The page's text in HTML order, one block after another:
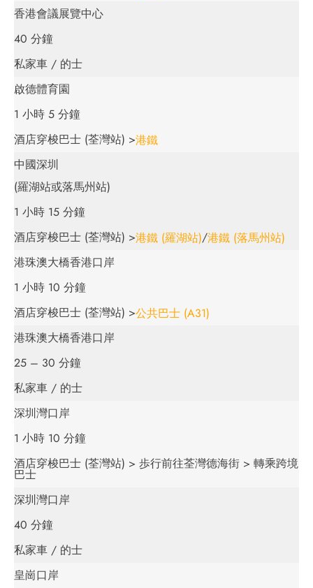
香港會議展覽中心
40 分鐘
私家車 / 的士
啟德體育園
1 小時 5 分鐘
酒店穿梭巴士 (荃灣站) >港鐵
中國深圳
(羅湖站或落馬州站)
1 小時 15 分鐘
酒店穿梭巴士 (荃灣站) >港鐵 (羅湖站)/港鐵 (落馬州站)
港珠澳大橋香港口岸
1 小時 10 分鐘
酒店穿梭巴士 (荃灣站) >公共巴士 (A31)
港珠澳大橋香港口岸
25 – 30 分鐘
私家車 / 的士
深圳灣口岸
1 小時 10 分鐘
酒店穿梭巴士 (荃灣站) > 歩行前往荃灣德海街 > 轉乘跨境
巴士
深圳灣口岸
40 分鐘
私家車 / 的士
皇崗口岸